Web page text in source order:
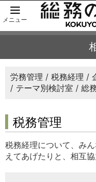
メニュー
労務管理 税務経理
テーマ別検討室
総
税務管理
税務経理について、み
えてあげたりと、相互